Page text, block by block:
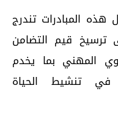
المبادرات تندرج
ترسيخ قيم التضامن
المهني بما يخدم
في تنشيط الحياة